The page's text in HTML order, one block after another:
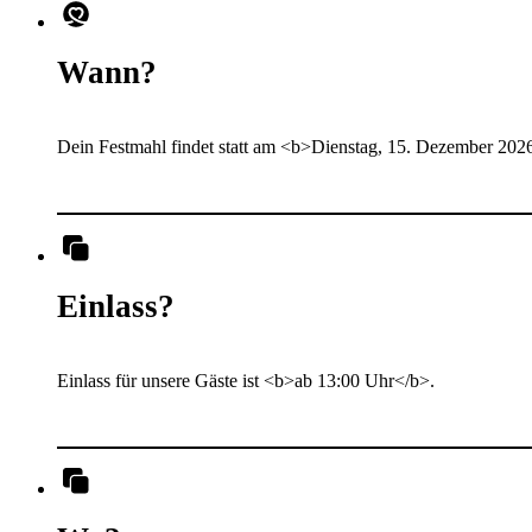
Wann?
Dein Festmahl findet statt am <b>Dienstag, 15. Dezember
Einlass?
Einlass für unsere Gäste ist <b>ab 13:00 Uhr</b>.